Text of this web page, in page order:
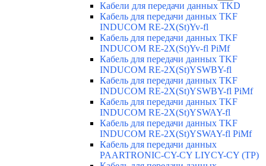
Кабели для передачи данных TKD
Кабель для передачи данных TKF
INDUCOM RE-2X(St)Yv-fl
Кабель для передачи данных TKF
INDUCOM RE-2X(St)Yv-fl PiMf
Кабель для передачи данных TKF
INDUCOM RE-2X(St)YSWBY-fl
Кабель для передачи данных TKF
INDUCOM RE-2X(St)YSWBY-fl PiMf
Кабель для передачи данных TKF
INDUCOM RE-2X(St)YSWAY-fl
Кабель для передачи данных TKF
INDUCOM RE-2X(St)YSWAY-fl PiMf
Кабель для передачи данных
PAARTRONIC-CY-CY LIYCY-CY (TP)